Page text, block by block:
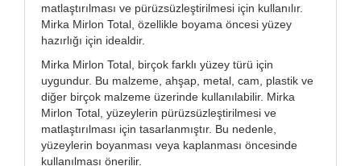
matlaştırılması ve pürüzsüzleştirilmesi için kullanılır.
Mirka Mirlon Total, özellikle boyama öncesi yüzey
hazırlığı için idealdir.
Mirka Mirlon Total, birçok farklı yüzey türü için
uygundur. Bu malzeme, ahşap, metal, cam, plastik ve
diğer birçok malzeme üzerinde kullanılabilir. Mirka
Mirlon Total, yüzeylerin pürüzsüzleştirilmesi ve
matlaştırılması için tasarlanmıştır. Bu nedenle,
yüzeylerin boyanması veya kaplanması öncesinde
kullanılması önerilir.